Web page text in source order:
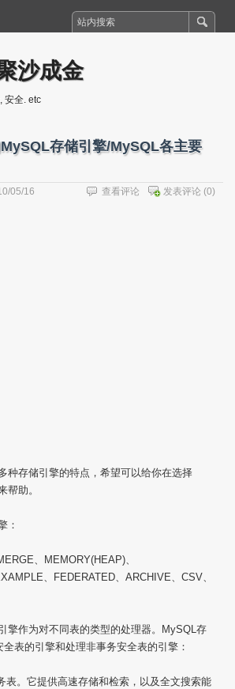
沙成金
安全. etc
存储引擎/MySQL各主要
05/16 发表评论 (0)
查看评论
种存储引擎的特点，希望可以给你在选择
帮助。
：
、MEMORY(HEAP)、
、FEDERATED、ARCHIVE、CSV、
擎作为对不同表的类型的处理器。MySQL存
表的引擎和处理非事务安全表的引擎：
。它提供高速存储和检索，以及全文搜索能